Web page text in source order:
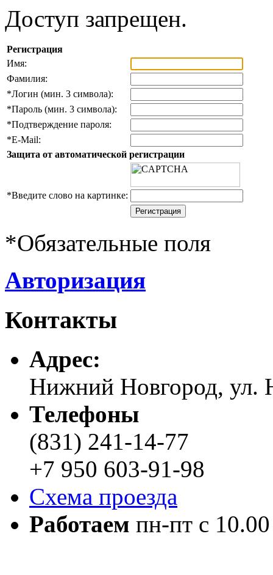
Доступ запрещен.
Регистрация
Имя:
Фамилия:
*Логин (мин. 3 символа):
*Пароль (мин. 3 символа):
*Подтверждение пароля:
*E-Mail:
Защита от автоматической регистрации
*Введите слово на картинке:
*Обязательные поля
Авторизация
Контакты
Адреc:
Нижний Новгород, ул.
Телефоны
(831) 241-14-77
+7 950 603-91-98
Схема проезда
Работаем пн-пт с